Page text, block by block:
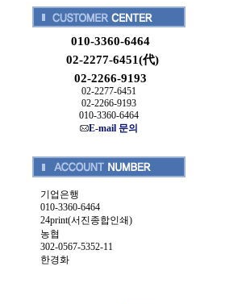
010-3360-6464
02-2277-6451(代)
02-2266-9193
02-2277-6451
02-2266-9193
010-3360-6464
E-mail 문의
기업은행
010-3360-6464
24print(서진종합인쇄)
농협
302-0567-5352-11
한경화